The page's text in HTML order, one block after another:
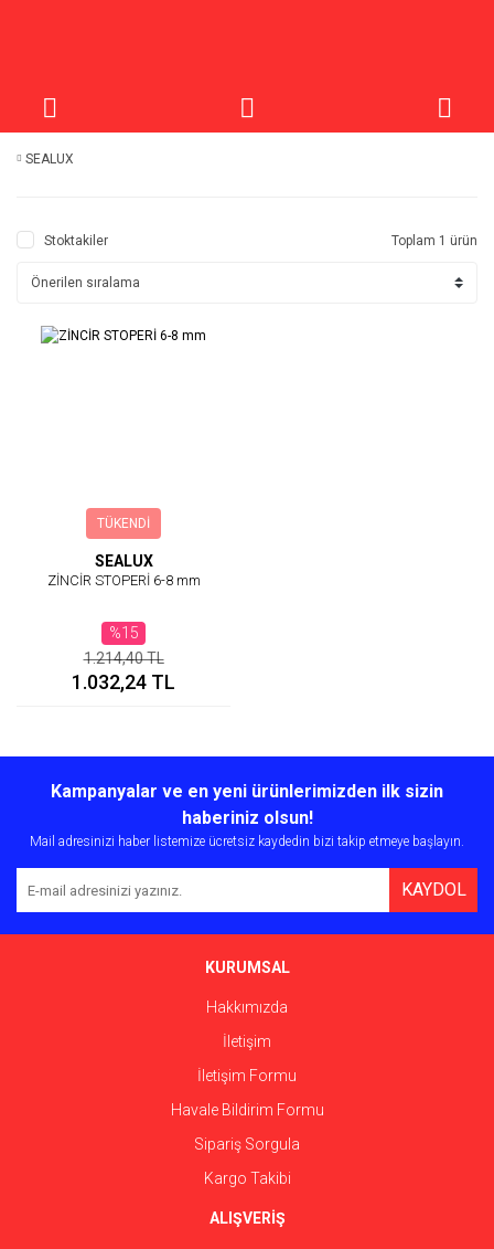
SEALUX
Stoktakiler Toplam 1 ürün
TÜKENDİ
SEALUX
ZİNCİR STOPERİ 6-8 mm
%15
1.032,24 TL
1.214,40 TL
Kampanyalar ve en yeni ürünlerimizden ilk sizin
haberiniz olsun!
Mail adresinizi haber listemize ücretsiz kaydedin bizi takip etmeye başlayın.
KAYDOL
KURUMSAL
Hakkımızda
İletişim
İletişim Formu
Havale Bildirim Formu
Sipariş Sorgula
Kargo Takibi
ALIŞVERİŞ